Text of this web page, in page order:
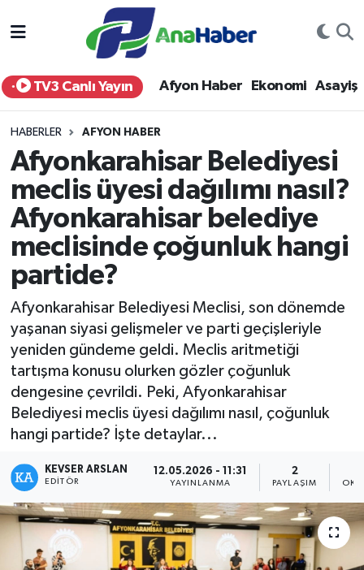
TV3 Canlı Yayın Afyon Haber Ekonomi Asayiş
HABERLER AFYON HABER
Afyonkarahisar Belediyesi
meclis üyesi dağılımı nasıl?
Afyonkarahisar belediye
meclisinde çoğunluk hangi
partide?
Afyonkarahisar Belediyesi Meclisi, son dönemde
yaşanan siyasi gelişmeler ve parti geçişleriyle
yeniden gündeme geldi. Meclis aritmetiği
tartışma konusu olurken gözler çoğunluk
dengesine çevrildi. Peki, Afyonkarahisar
Belediyesi meclis üyesi dağılımı nasıl, çoğunluk
hangi partide? İşte detaylar...
KEVSER ARSLAN
EDITÖR
12.05.2026 - 11:31
YAYINLANMA
2
PAYLAŞIM
Yurt Haber
Afyon Haber
Siyaset
Spor
Eğitim
Sağlık
Teknoloji
Kültür - Sanat
Yaşam
Afyonkarahisar Nöbetçi Eczaneler
Afyonkarahisar Hava Durumu
Afyonkarahisar Trafik Yoğunluk Haritası
Süper Lig Puan Durumu ve Fikstür
Tüm Manşetler
Son Dakika Haberleri
Haber Arşivi